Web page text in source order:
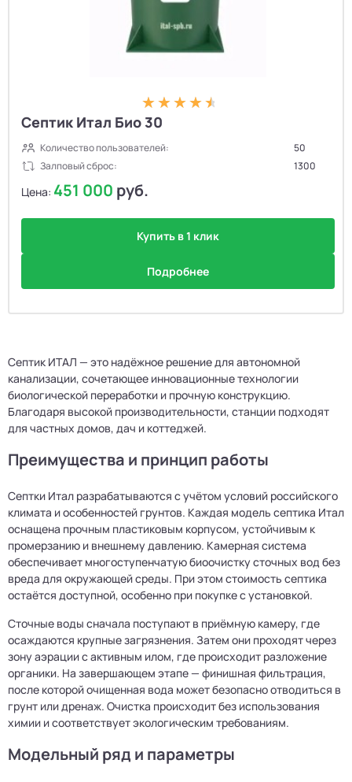
Септик Итал Био 30
Количество пользователей:
50
Залповый сброс:
1300
Цена: 451 000 руб.
Купить в 1 клик
Подробнее
Септик ИТАЛ — это надёжное решение для автономной
канализации, сочетающее инновационные технологии
биологической переработки и прочную конструкцию.
Благодаря высокой производительности, станции подходят
для частных домов, дач и коттеджей.
Преимущества и принцип работы
Септки Итал разрабатываются с учётом условий российского
климата и особенностей грунтов. Каждая модель септика Итал
оснащена прочным пластиковым корпусом, устойчивым к
промерзанию и внешнему давлению. Камерная система
обеспечивает многоступенчатую биоочистку сточных вод без
вреда для окружающей среды. При этом стоимость септика
остаётся доступной, особенно при покупке с установкой.
Сточные воды сначала поступают в приёмную камеру, где
осаждаются крупные загрязнения. Затем они проходят через
зону аэрации с активным илом, где происходит разложение
органики. На завершающем этапе — финишная фильтрация,
после которой очищенная вода может безопасно отводиться в
грунт или дренаж. Очистка происходит без использования
химии и соответствует экологическим требованиям.
Модельный ряд и параметры